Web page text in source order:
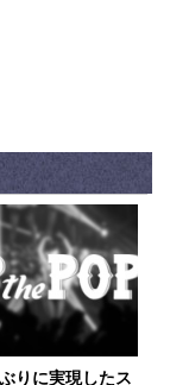
りに実現したス